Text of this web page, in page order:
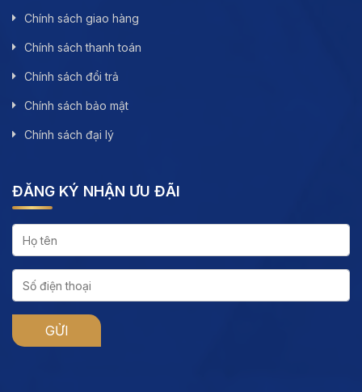
Chính sách giao hàng
Chính sách thanh toán
Chính sách đổi trả
Chính sách bảo mật
Chính sách đại lý
ĐĂNG KÝ NHẬN ƯU ĐÃI